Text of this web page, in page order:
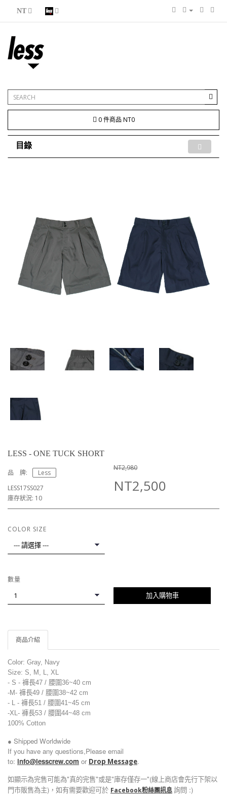
NT
0 件商品 NT0
目錄
LESS - ONE TUCK SHORT
品 牌:
Less
LESS17SS027
庫存狀況: 10
NT2,980
NT2,500
COLOR SIZE
數量
加入購物車
商品介紹
Color: Gray, Navy
Size: S, M, L, XL
- S - 褲長47 / 腰圍36~40 cm
-M- 褲長49 / 腰圍38~42 cm
- L - 褲長51 / 腰圍41~45 cm
-XL- 褲長53 / 腰圍44~48 cm
100% Cotton
● Shipped Worldwide
If you have any questions,Please email
to: info@lesscrew.com or Drop Message.
如顯示為完售可能為"真的完售"或是"庫存僅存一"(線上商店會先行下架以
門市販售為主)，如有需要歡迎可於 Facebook粉絲團訊息詢問 :)